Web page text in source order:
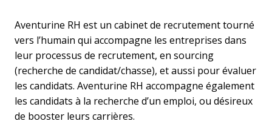
Aventurine RH est un cabinet de recrutement tourné
vers l’humain qui accompagne les entreprises dans
leur processus de recrutement, en sourcing
(recherche de candidat/chasse), et aussi pour évaluer
les candidats. Aventurine RH accompagne également
les candidats à la recherche d’un emploi, ou désireux
de booster leurs carrières.